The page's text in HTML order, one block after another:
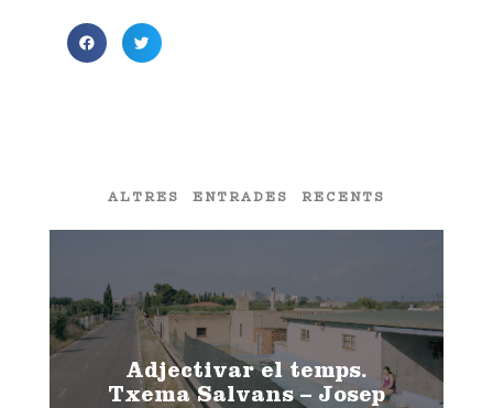
ALTRES ENTRADES RECENTS
Adjectivar el temps.
Txema Salvans – Josep